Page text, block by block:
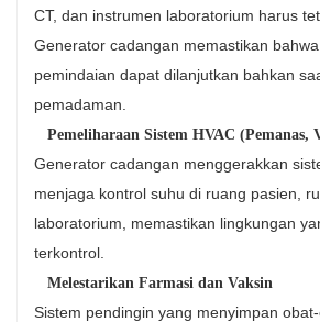
CT, dan instrumen laboratorium harus
Generator cadangan memastikan
pemindaian dapat dilanjutkan bahkan
pemadaman.
Pemeliharaan Sistem HVAC (Pemanas,
Generator cadangan menggerakkan
menjaga kontrol suhu di ruang pasien,
laboratorium, memastikan lingkungan
terkontrol.
Melestarikan Farmasi dan Vaksin
Sistem pendingin yang menyimpan